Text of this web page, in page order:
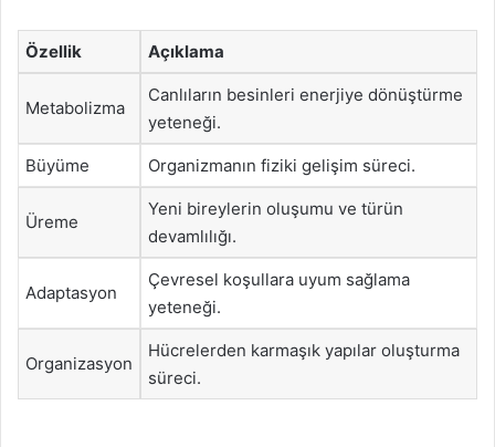
Özellik Açıklama
Metabolizma
Canlıların besinleri enerjiye dönüştürme
yeteneği.
Büyüme Organizmanın fiziki gelişim süreci.
Üreme
Yeni bireylerin oluşumu ve türün
devamlılığı.
Adaptasyon
Çevresel koşullara uyum sağlama
yeteneği.
Organizasyon
Hücrelerden karmaşık yapılar oluşturma
süreci.